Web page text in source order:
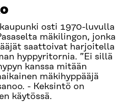
osti 1970-luvulla
mäkilingon, jonka
saattoivat harjoitella
hyppyritornia. ”Ei sillä
kanssa mitään
mäkihyppääjä
- Keksintö on
käytössä.